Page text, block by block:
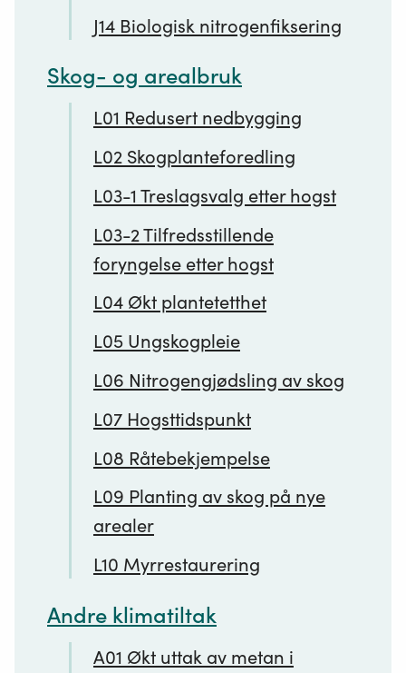
J14 Biologisk nitrogenfiksering
Skog- og arealbruk
L01 Redusert nedbygging
L02 Skogplanteforedling
L03-1 Treslagsvalg etter hogst
L03-2 Tilfredsstillende
foryngelse etter hogst
L04 Økt plantetetthet
L05 Ungskogpleie
L06 Nitrogengjødsling av skog
L07 Hogsttidspunkt
L08 Råtebekjempelse
L09 Planting av skog på nye
arealer
L10 Myrrestaurering
Andre klimatiltak
A01 Økt uttak av metan i